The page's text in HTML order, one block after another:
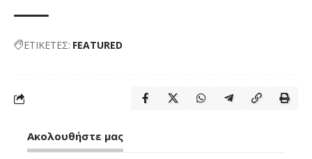
ΕΤΙΚΕΤΕΣ: FEATURED
Ακολουθήστε μας